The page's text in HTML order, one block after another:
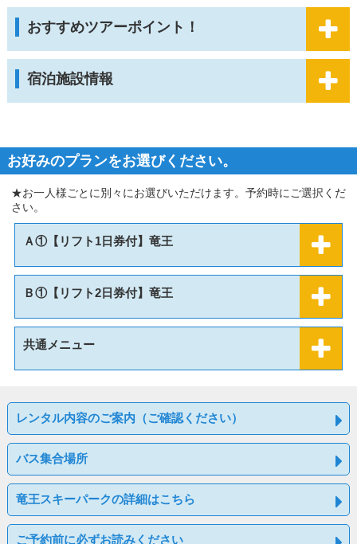
おすすめツアーポイント！
宿泊施設情報
お好みのプランをお選びください。
★お一人様ごとに別々にお選びいただけます。予約時にご選択くだ
さい。
Ａ①【リフト1日券付】竜王
Ｂ①【リフト2日券付】竜王
共通メニュー
レンタル内容のご案内（ご確認ください）
バス集合場所
竜王スキーパークの詳細はこちら
ご予約前に必ずお読みください